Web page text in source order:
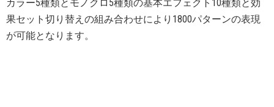
カラー5種類とモノクロ5種類の基本エフェクト10種類と効
果セット切り替えの組み合わせにより1800パターンの表現
が可能となります。